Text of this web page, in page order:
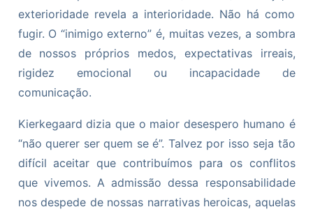
exterioridade revela a interioridade. Não há como
fugir. O “inimigo externo” é, muitas vezes, a sombra
de nossos próprios medos, expectativas irreais,
rigidez emocional ou incapacidade de
comunicação.
Kierkegaard dizia que o maior desespero humano é
“não querer ser quem se é”. Talvez por isso seja tão
difícil aceitar que contribuímos para os conflitos
que vivemos. A admissão dessa responsabilidade
nos despede de nossas narrativas heroicas, aquelas